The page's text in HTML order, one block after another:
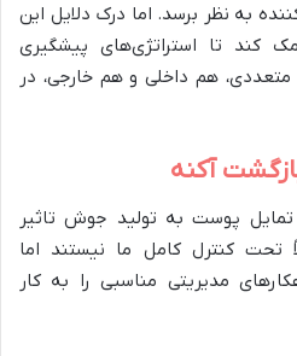
به نظر برسد. اما درک دلایل این
کند تا استراتژی‌های پیشگیری
متعددی، هم داخلی و هم خارجی، در
آکنه
پوست به تولید جوش تاثیر
تحت کنترل کامل ما نیستند اما
مدیریتی مناسبی را به کار